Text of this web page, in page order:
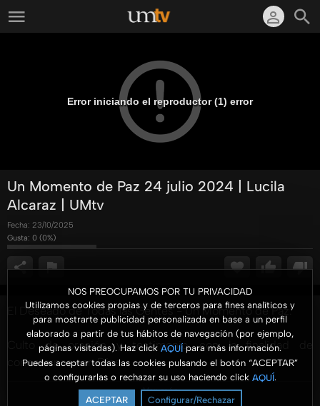
NOS PREOCUPAMOS POR TU PRIVACIDAD
Utilizamos cookies propias y de terceros para fines analíticos y
para mostrarte publicidad personalizada en base a un perfil
elaborado a partir de tus hábitos de navegación (por ejemplo,
páginas visitadas). Haz click AQUÍ para más información.
Puedes aceptar todas las cookies pulsando el botón “ACEPTAR”
o configurarlas o rechazar su uso haciendo click AQUÍ.
ACEPTAR Configurar/Rechazar
Error iniciando el reproductor (1) error
Un Momento de Paz 24 julio 2024 | Lucila
Alcaraz | UMtv
Fecha: 23/10/2025
Gusta: 0 (0%)
El Deseado de Todas las Gentes - Un Momento de Paz.
Culto de oración y testimonio, con la finalidad de
conectarnos con Dios.
Un Momento de Paz
Ver más